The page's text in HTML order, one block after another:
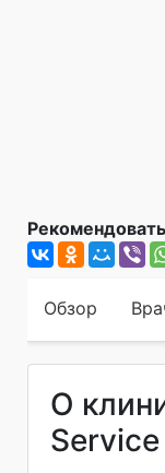
Обзор
О
Service